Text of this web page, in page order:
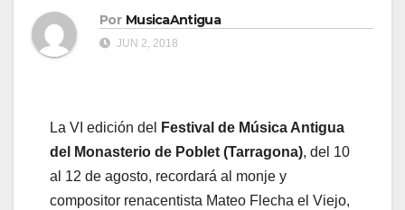
Por MusicaAntigua
JUN 2, 2018
La VI edición del
Festival de Música Antigua
del Monasterio de Poblet (Tarragona), del 10
al 12 de agosto, recordará al monje y
compositor renacentista Mateo Flecha el Viejo,